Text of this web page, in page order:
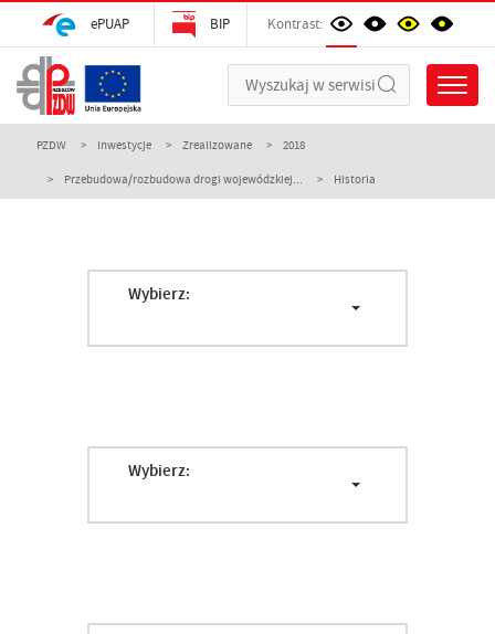
ePUAP BIP Kontrast:
PZDW Inwestycje Zrealizowane 2018
Przebudowa/rozbudowa drogi wojewódzkiej... Historia
Wybierz:
Wybierz: